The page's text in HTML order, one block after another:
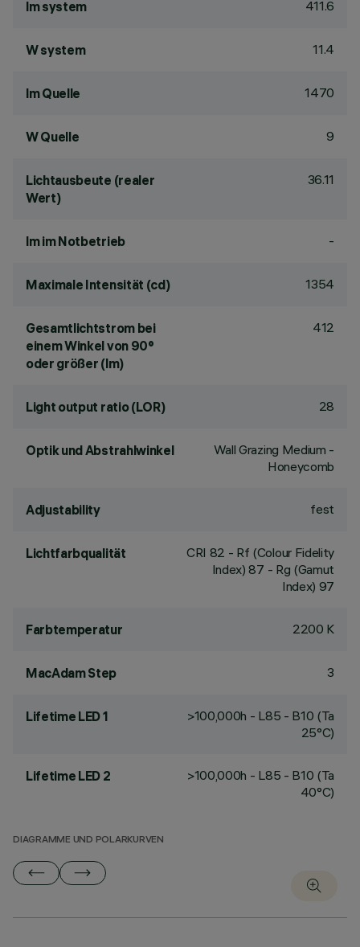
lm system 411.6
W system 11.4
lm Quelle 1470
W Quelle 9
Lichtausbeute (realer
Wert)
36.11
lm im Notbetrieb -
Maximale Intensität (cd) 1354
Gesamtlichtstrom bei
einem Winkel von 90°
oder größer (lm)
412
Light output ratio (LOR) 28
Optik und Abstrahlwinkel
Wall Grazing Medium -
Honeycomb
Adjustability fest
Lichtfarbqualität CRI 82 - Rf (Colour Fidelity
Index) 87 - Rg (Gamut
Index) 97
Farbtemperatur 2200 K
MacAdam Step 3
Lifetime LED 1
>100,000h - L85 - B10 (Ta
25°C)
Lifetime LED 2
>100,000h - L85 - B10 (Ta
40°C)
DIAGRAMME UND POLARKURVEN